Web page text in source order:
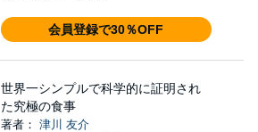
会員登録で30％OFF
世界一シンプルで科学的に証明され
た究極の食事
著者： 津川 友介